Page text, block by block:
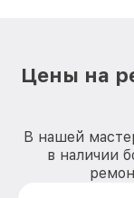
Цены на
В нашей
в наличии